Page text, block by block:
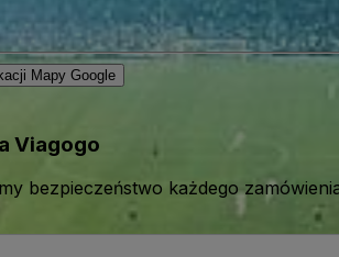
Mapy Google
Viagogo
bezpieczeństwo każdego